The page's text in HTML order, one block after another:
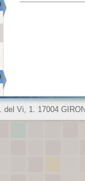
del Vi, 1. 17004